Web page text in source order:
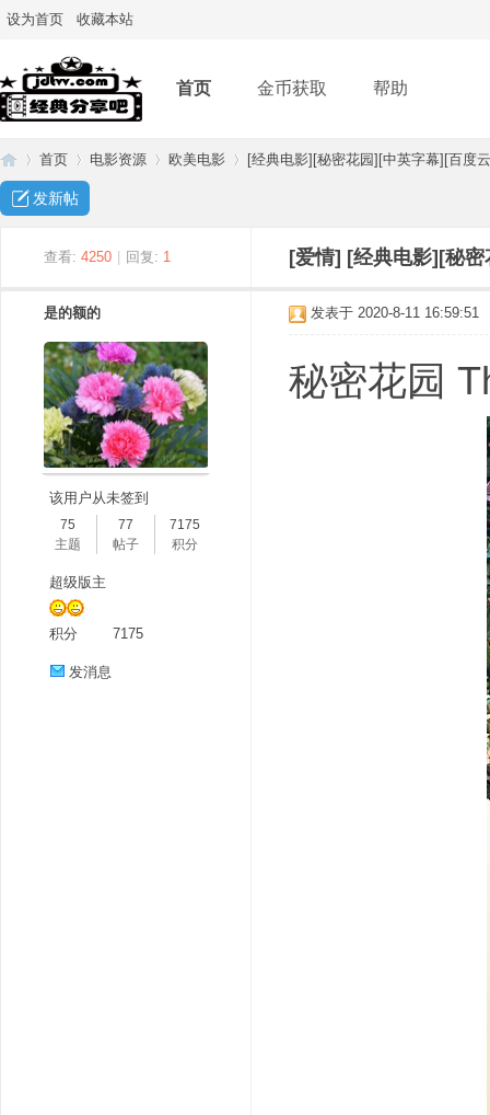
设为首页 收藏本站
首页 金币获取 帮助
首页
›
电影资源
›
欧美电影 [经典电影][秘密花园][中英字幕][百度
发新帖
查看: 4250 回复: 1 [爱情] [经典电影][秘
是的额的
该用户从未签到
75
主题
77
帖子
7175
积分
超级版主
积分 7175
发消息
发表于 2020-8-11 16:59:51
秘密花园